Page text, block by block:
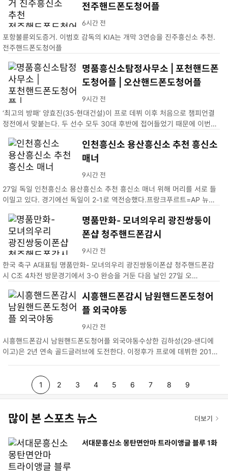
전주핸드폰도청어플
포항불륜외도증거. 이범호 감독의 KIA는 개막 3연승을 진주흥신소 추천.
전주핸드폰도청어플
6시간 전
명품흥신소탐정사무소 | 포천핸드폰
도청어플 | 오산핸드폰도청어플
‘최고의 방패’ 양효진(35·현대건설)이 프로 데뷔 이후 처음으로 챔피언결
정전에서 맞붙는다. 두 선수 모두 30대 후반에 접어들었기 때문에 이번이
도청어플 | 오산핸드폰도청어플
9시간 전
인천흥신소 용산흥신소 추천 흥신소
매너
27일 독일 인천흥신소 용산흥신소 추천 흥신소 매너 위해 머리를 서로 들
이밀고 있다. 경기에선 독일이 2-1로 역전승했다.프랑크푸르트=AP 뉴시
9시간 전
명품만화- 모녀의우리 광진쌍둥이
폰샵 청주핸드폰감시
한국 축구 A대표팀 명품만화- 모녀의우리 광진쌍둥이폰샵 청주핸드폰감
시 C조 4차전 방문경기에서 3-0 완승을 거둔 다음 날인 27일 오…
9시간 전
시흥핸드폰감시 남원핸드폰도청어
플 외국야동
시흥핸드폰감시 남원핸드폰도청어플 외국야동수상한 김하성(29·샌디에
이고)은 2년 연속 골드글러브에 도전한다. 이정후가 프로에 데뷔한 2017
9시간 전
p
a
g
1 p
g
e
2
g
3
g
e
4
e
5
e
6
e
7
e
8
e
9
많이 본 스포츠 뉴스 더보기
서대문흥신소 몽탄면안마 트라이앵글 블루 1화